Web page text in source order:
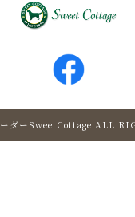
ダーSweetCottage ALL